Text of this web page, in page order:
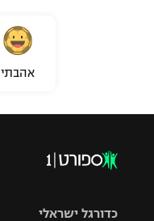
אהבתי
כדורגל ישראלי